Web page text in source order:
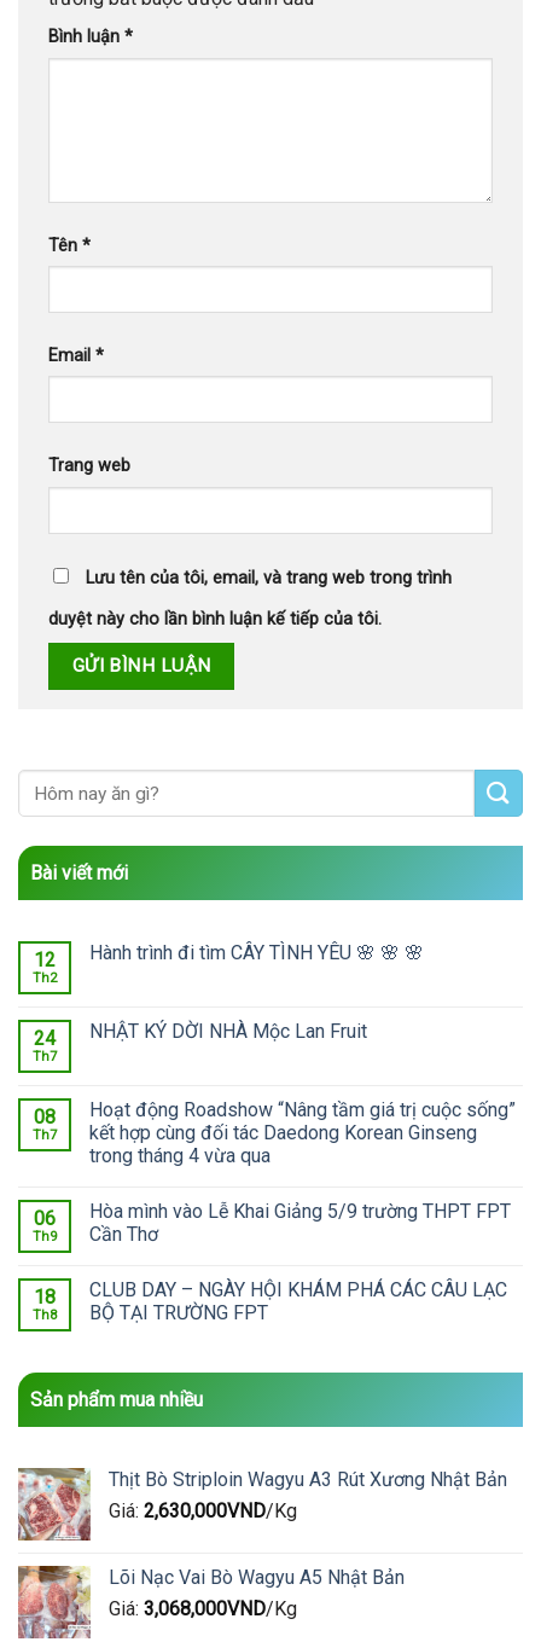
Bình luận *
Tên *
Email *
Trang web
Lưu tên của tôi, email, và trang web trong trình
duyệt này cho lần bình luận kế tiếp của tôi.
Bài viết mới
12
Th2
Hành trình đi tìm CÂY TÌNH YÊU 🌸 🌸 🌸
24
Th7
NHẬT KÝ DỜI NHÀ Mộc Lan Fruit
08
Th7
Hoạt động Roadshow “Nâng tầm giá trị cuộc sống”
kết hợp cùng đối tác Daedong Korean Ginseng
trong tháng 4 vừa qua
06
Th9
Hòa mình vào Lễ Khai Giảng 5/9 trường THPT FPT
Cần Thơ
18
Th8
CLUB DAY – NGÀY HỘI KHÁM PHÁ CÁC CÂU LẠC
BỘ TẠI TRƯỜNG FPT
Sản phẩm mua nhiều
Thịt Bò Striploin Wagyu A3 Rút Xương Nhật Bản
Giá: 2,630,000VND/Kg
Lõi Nạc Vai Bò Wagyu A5 Nhật Bản
Giá: 3,068,000VND/Kg